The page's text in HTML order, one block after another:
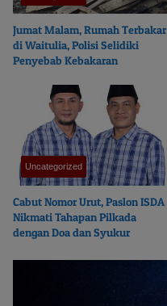
Jumat Malam, Rumah Terbakar
di Waitulia, Polisi Selidiki
Penyebab Kebakaran
Uncategorized
Cabut Nomor Urut, Paslon ISDA
Nikmati Tahapan Pilkada
dengan Doa dan Syukur